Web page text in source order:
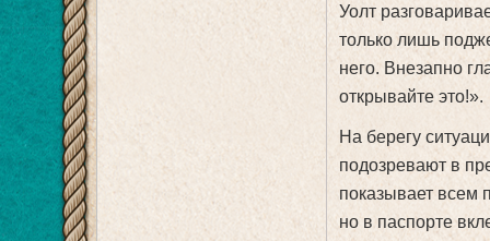
Уолт
только лишь
него. Внезапно
открывайте это!».
На берегу
подозревают в
показывает всем
но в паспорте